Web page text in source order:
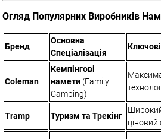
Огляд Популярних Виробників
Бренд
Основна
Спеціалізація
Coleman
Кемпінгові
намети (Family
Camping)
Tramp Туризм та Трекінг
Широкий
ціновий